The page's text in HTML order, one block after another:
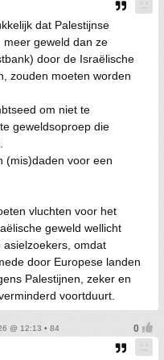
dat Palestijnse
geweld dan ze
door de Israëlische
zouden moeten worden
om niet te
geweldsoproep die
(mis)daden voor een
vluchten voor het
geweld wellicht
omdat
door Europese landen
Palestijnen, zeker en
voortduurt.
@ 12:13 • 84